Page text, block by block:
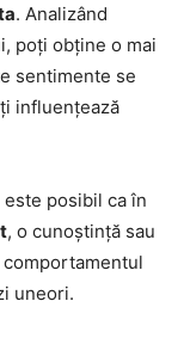
. Analizând
poți obține o mai
sentimente se
influențează
este posibil ca în
, o cunoștință sau
uneori.